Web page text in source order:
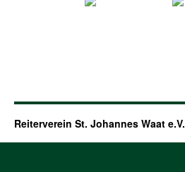
Reiterverein St. Johannes Waat e.V.